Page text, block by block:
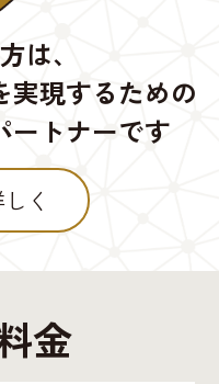
は、
実現するための
ートナーです
く
金